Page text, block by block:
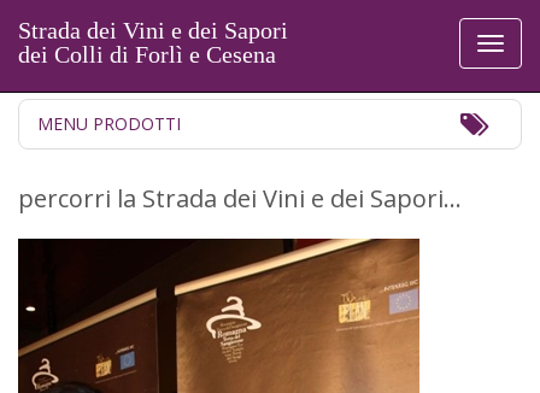
Strada dei Vini e dei Sapori
dei Colli di Forlì e Cesena
MENU PRODOTTI
percorri la Strada dei Vini e dei Sapori…